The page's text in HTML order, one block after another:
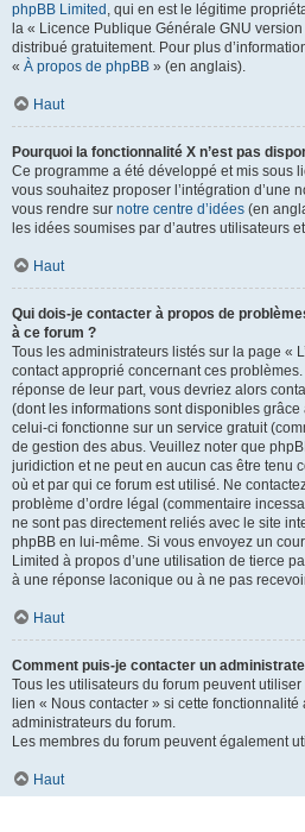
phpBB Limited , qui en est le légitime
la « Licence Publique Générale GNU
distribué gratuitement. Pour plus
« À propos de phpBB » (en anglais).
Haut
Pourquoi la fonctionnalité X n’est pas
Ce programme a été développé et mis sous
vous souhaitez proposer l’intégration d’une
vous rendre sur notre centre d’idées (en
les idées soumises par d’autres utilisateurs
Haut
Qui dois-je contacter à propos de
à ce forum ?
Tous les administrateurs listés sur la page «
contact approprié concernant ces
réponse de leur part, vous devriez alors
(dont les informations sont disponibles grâce
celui-ci fonctionne sur un service gratuit
de gestion des abus. Veuillez noter que
juridiction et ne peut en aucun cas être tenu
où et par qui ce forum est utilisé. Ne
problème d’ordre légal (commentaire
ne sont pas directement reliés avec le site
phpBB en lui-même. Si vous envoyez un
Limited à propos d’une utilisation de tierce
à une réponse laconique ou à ne pas
Haut
Comment puis-je contacter un
Tous les utilisateurs du forum peuvent
lien « Nous contacter » si cette
administrateurs du forum.
Les membres du forum peuvent également
Haut